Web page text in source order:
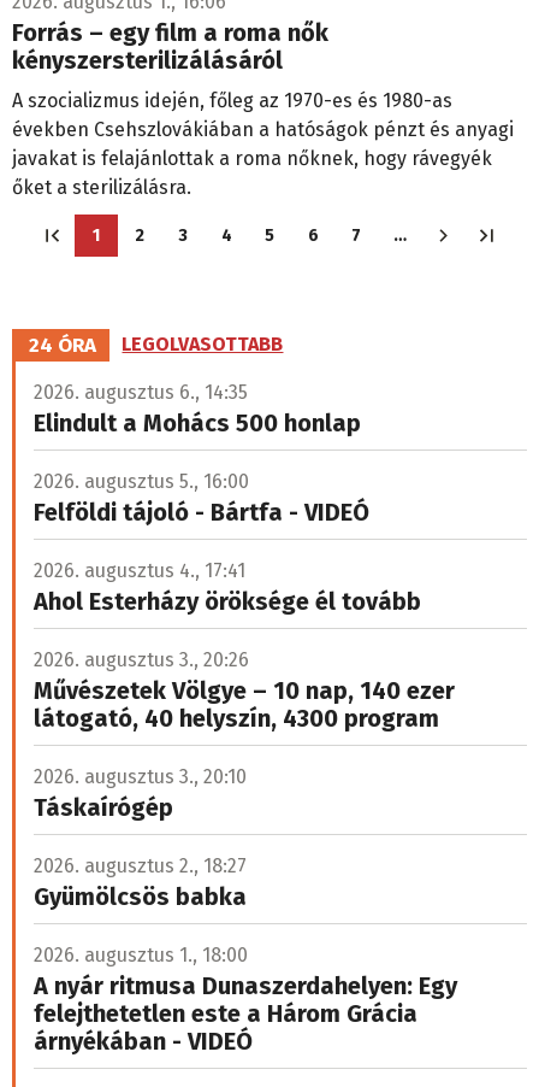
Forrás – egy film a roma nők
kényszersterilizálásáról
A szocializmus idején, főleg az 1970-es és 1980-as
években Csehszlovákiában a hatóságok pénzt és anyagi
javakat is felajánlottak a roma nőknek, hogy rávegyék
őket a sterilizálásra.
Oldalszámozás
Jelenlegi
1
Oldal
2
Oldal
3
Oldal
4
Oldal
5
Oldal
6
Oldal
7 …
24 ÓRA LEGOLVASOTTABB
2026. augusztus 6., 14:35
Elindult a Mohács 500 honlap
2026. augusztus 5., 16:00
Felföldi tájoló - Bártfa - VIDEÓ
2026. augusztus 4., 17:41
Ahol Esterházy öröksége él tovább
2026. augusztus 3., 20:26
Művészetek Völgye – 10 nap, 140 ezer
látogató, 40 helyszín, 4300 program
2026. augusztus 3., 20:10
Táskaírógép
2026. augusztus 2., 18:27
Gyümölcsös babka
2026. augusztus 1., 18:00
A nyár ritmusa Dunaszerdahelyen: Egy
felejthetetlen este a Három Grácia
árnyékában - VIDEÓ